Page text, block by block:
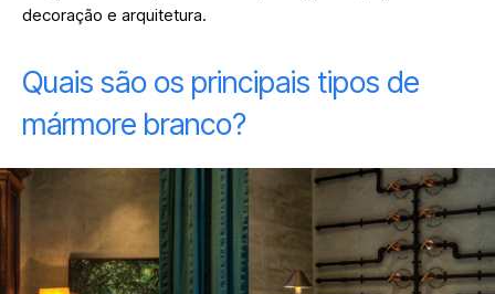
decoração e arquitetura.
Quais são os principais tipos de
mármore branco?